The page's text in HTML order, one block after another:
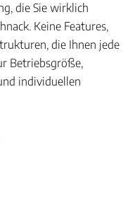
die Sie wirklich
Keine Features,
die Ihnen jede
Betriebsgröße,
individuellen